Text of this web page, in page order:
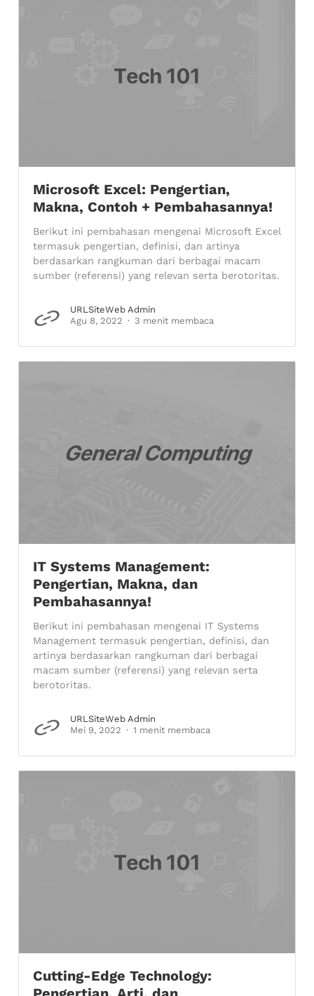
Microsoft Excel: Pengertian,
Makna, Contoh + Pembahasannya!
Berikut ini pembahasan mengenai Microsoft Excel
termasuk pengertian, definisi, dan artinya
berdasarkan rangkuman dari berbagai macam
sumber (referensi) yang relevan serta berotoritas.
URLSiteWeb Admin
Agu 8, 2022
3 menit membaca
IT Systems Management:
Pengertian, Makna, dan
Pembahasannya!
Berikut ini pembahasan mengenai IT Systems
Management termasuk pengertian, definisi, dan
artinya berdasarkan rangkuman dari berbagai
macam sumber (referensi) yang relevan serta
berotoritas.
URLSiteWeb Admin
Mei 9, 2022
1 menit membaca
Cutting-Edge Technology: